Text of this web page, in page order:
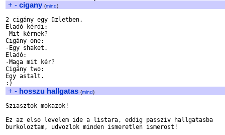
+ - cigany (mind)
2 cigány egy üzletben.
Eladó kérdi:
-Mit kérnek?
Cigány one:
-Egy shaket.
Eladó:
-Maga mit kér?
Cigány two:
Egy astalt.
+ - hosszu hallgatas (mind)
Sziasztok mokazok!
Ez az elso levelem ide a listara, eddig passziv hallgatasba
burkoloztam, udvozlok minden ismeretlen ismerost!